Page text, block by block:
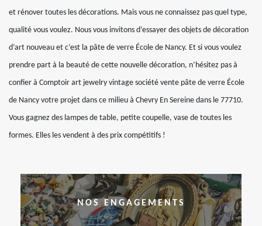
et rénover toutes les décorations. Mais vous ne connaissez pas quel type,
qualité vous voulez. Nous vous invitons d’essayer des objets de décoration
d’art nouveau et c’est la pâte de verre École de Nancy. Et si vous voulez
prendre part à la beauté de cette nouvelle décoration, n’hésitez pas à
confier à Comptoir art jewelry vintage société vente pâte de verre École
de Nancy votre projet dans ce milieu à Chevry En Sereine dans le 77710.
Vous gagnez des lampes de table, petite coupelle, vase de toutes les
formes. Elles les vendent à des prix compétitifs !
NOS ENGAGEMENTS